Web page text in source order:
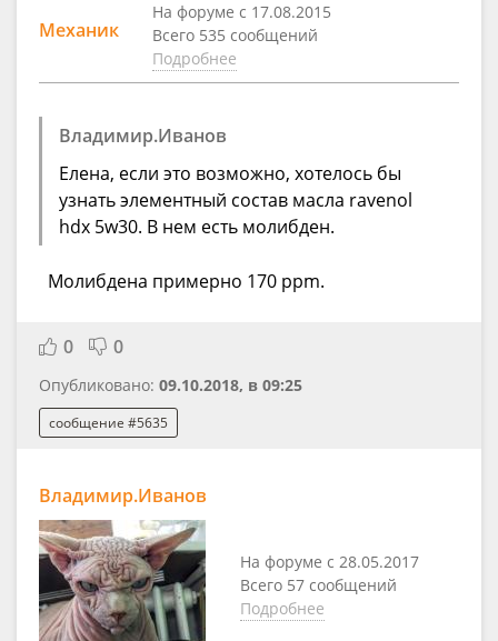
Механик
На форуме с 17.08.2015
Всего 535 сообщений
Подробнее
Владимир.Иванов
Елена, если это возможно, хотелось бы
узнать элементный состав масла ravenol
hdx 5w30. В нем есть молибден.
Молибдена примерно 170 ppm.
0 0
Опубликовано: 09.10.2018, в 09:25
сообщение #5635
Владимир.Иванов
На форуме с 28.05.2017
Всего 57 сообщений
Подробнее